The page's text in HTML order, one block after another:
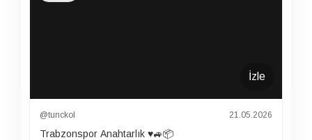
İzle
@tunckol 21.05.2026
Trabzonspor Anahtarlık ♥️🚙📦